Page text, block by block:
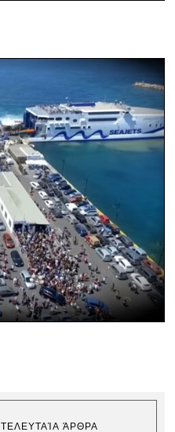
ΤΕΛΕΥΤΑΊΑ ΆΡΘΡΑ